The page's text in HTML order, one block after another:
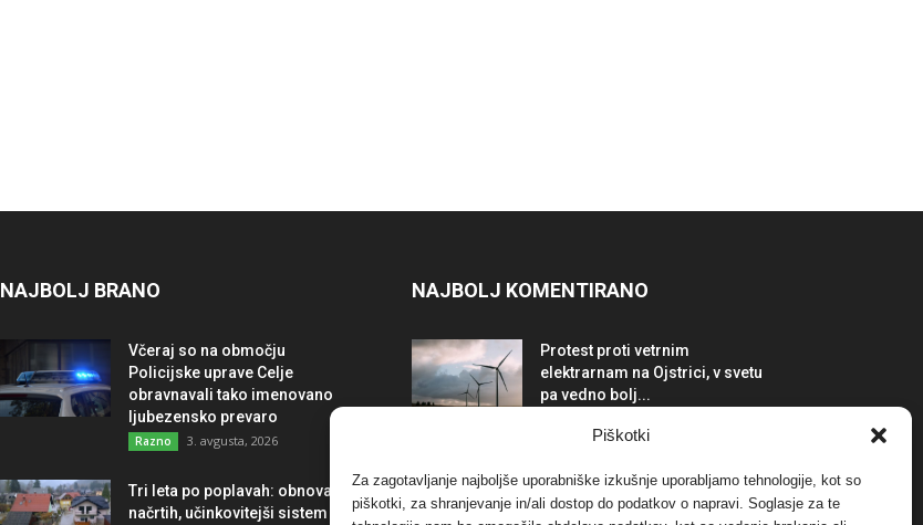
Piškotki
Za zagotavljanje najboljše uporabniške izkušnje uporabljamo tehnologije, kot so
piškotki, za shranjevanje in/ali dostop do podatkov o napravi. Soglasje za te
NAJBOLJ BRANO
Včeraj so na območju
Policijske uprave Celje
obravnavali tako imenovano
ljubezensko prevaro
Razno 3. avgusta, 2026
Tri leta po poplavah: obnova po
načrtih, učinkovitejši sistem in
NAJBOLJ KOMENTIRANO
Protest proti vetrnim
elektrarnam na Ojstrici, v svetu
pa vedno bolj...
elektrarnam Verbund
Dogodki 29. januarja, 2018